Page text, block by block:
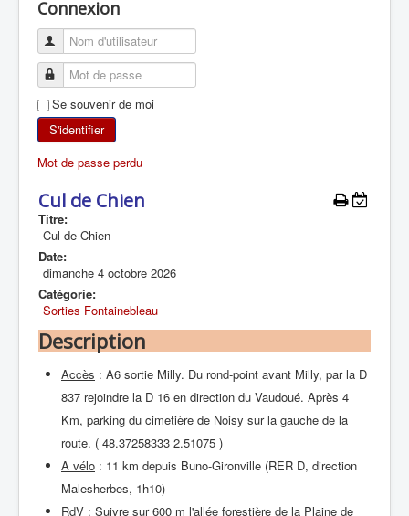
ESCALADE
ALPINISME
SKI DE RANDONNÉE
RANDONNÉE PÉDESTRE
RANDONNÉE SPORTIVE
Connexion
Se souvenir de moi
S'identifier
Mot de passe perdu
Cul de Chien
Titre:
Cul de Chien
Date:
dimanche 4 octobre 2026
Catégorie:
Sorties Fontainebleau
Description
Accès : A6 sortie Milly. Du rond-point avant Milly, par la D
837 rejoindre la D 16 en direction du Vaudoué. Après 4
Km, parking du cimetière de Noisy sur la gauche de la
route. ( 48.37258333 2.51075 )
A vélo : 11 km depuis Buno-Gironville (RER D, direction
Malesherbes, 1h10)
RdV : Suivre sur 600 m l'allée forestière de la Plaine de